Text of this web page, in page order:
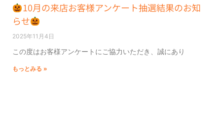
10月の来店お客様アンケート抽選結果のお知
らせ
2025年11月4日
この度はお客様アンケートにご協力いただき、誠にあり
もっとみる »